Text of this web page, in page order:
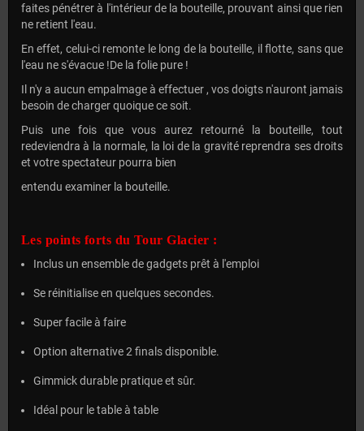
faites pénétrer à l'intérieur de la bouteille, prouvant ainsi que rien
ne retient l'eau.
En effet, celui-ci remonte le long de la bouteille, il flotte, sans que
l'eau ne s'évacue !De la folie pure !
Il n'y a aucun empalmage à effectuer , vos doigts n'auront jamais
besoin de charger quoique ce soit.
Puis une fois que vous aurez retourné la bouteille, tout
redeviendra à la normale, la loi de la gravité reprendra ses droits
et votre spectateur pourra bien
entendu examiner la bouteille.
Les points forts du Tour Glacier :
Inclus un ensemble de gadgets prêt à l'emploi
Se réinitialise en quelques secondes.
Super facile à faire
Option alternative 2 finals disponible.
Gimmick durable pratique et sûr.
Idéal pour le table à table